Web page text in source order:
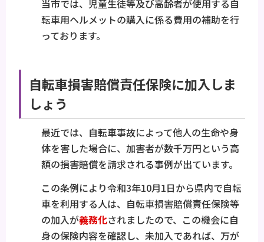
当市では、児童生徒等及び高齢者が使用する自
転車用ヘルメットの購入に係る費用の補助を行
っております。
自転車損害賠償責任保険に加入しま
しょう
最近では、自転車事故によって他人の生命や身
体を害した場合に、加害者が数千万円という高
額の損害賠償を請求される事例が出ています。
この条例により令和3年10月1日から県内で自転
車を利用する人は、自転車損害賠償責任保険等
の加入が義務化されましたので、この機会に自
身の保険内容を確認し、未加入であれば、万が